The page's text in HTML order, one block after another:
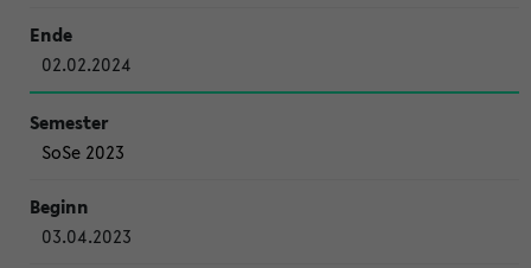
02.02.2024
SoSe 2023
03.04.2023